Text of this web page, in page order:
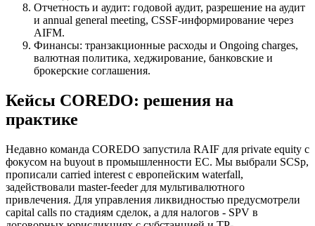
Отчетность и аудит: годовой аудит, разрешение на аудит
и annual general meeting, CSSF-информирование через
AIFM.
Финансы: транзакционные расходы и Ongoing charges,
валютная политика, хеджирование, банковские и
брокерские соглашения.
Кейсы COREDO: решения на
практике
Недавно команда COREDO запустила RAIF для private equity с
фокусом на buyout в промышленности ЕС. Мы выбрали SCSp,
прописали carried interest с европейским waterfall,
задействовали master-feeder для мультивалютного
привлечения. Для управления ликвидностью предусмотрели
capital calls по стадиям сделок, а для налогов - SPV в